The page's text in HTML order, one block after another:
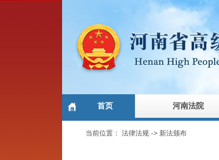
首页 河南法院
当前位置：法律法规 -> 新法颁布